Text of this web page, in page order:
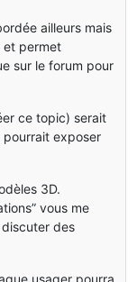
ailleurs mais
et permet
sur le forum pour
ce topic) serait
pourrait exposer
3D.
vous me
des